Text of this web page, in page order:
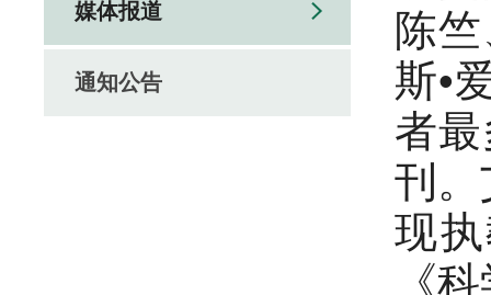
媒体报道
通知公告
陈
斯•
者
刊。
现
《